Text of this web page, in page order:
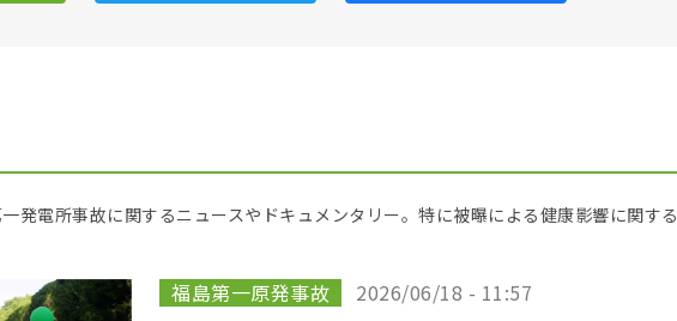
発電所事故に関するニュースやドキュメンタリー。特に被曝による健康影響に関する
福島第一原発事故 2026/06/18 - 11:57